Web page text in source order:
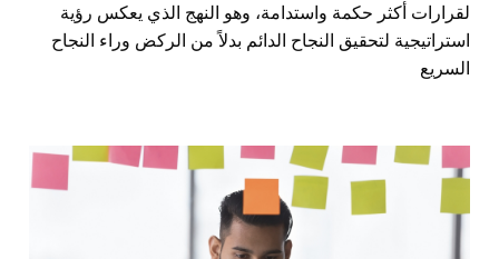
لقرارات أكثر حكمة واستدامة، وهو النهج الذي يعكس رؤية
استراتيجية لتحقيق النجاح الدائم بدلاً من الركض وراء النجاح
السريع